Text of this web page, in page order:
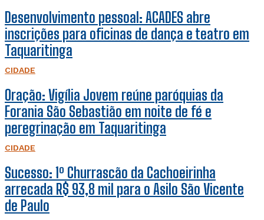
Desenvolvimento pessoal: ACADES abre
inscrições para oficinas de dança e teatro em
Taquaritinga
CIDADE
Oração: Vigília Jovem reúne paróquias da
Forania São Sebastião em noite de fé e
peregrinação em Taquaritinga
CIDADE
Sucesso: 1º Churrascão da Cachoeirinha
arrecada R$ 93,8 mil para o Asilo São Vicente
de Paulo